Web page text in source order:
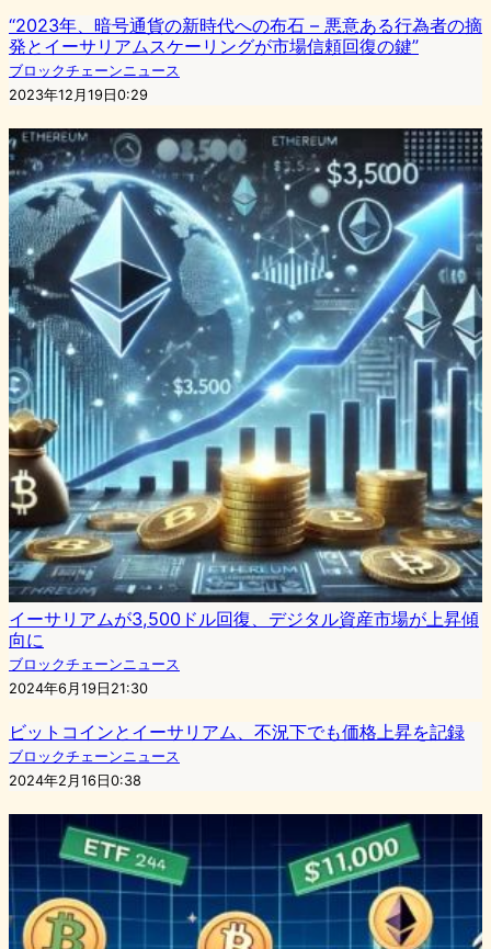
“2023年、暗号通貨の新時代への布石 – 悪意ある行為者の摘
発とイーサリアムスケーリングが市場信頼回復の鍵”
ブロックチェーンニュース
2023年12月19日0:29
イーサリアムが3,500ドル回復、デジタル資産市場が上昇傾
向に
ブロックチェーンニュース
2024年6月19日21:30
ビットコインとイーサリアム、不況下でも価格上昇を記録
ブロックチェーンニュース
2024年2月16日0:38